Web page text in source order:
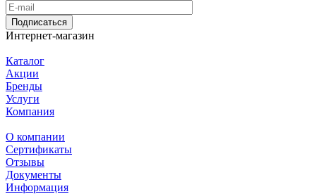
Подписаться
Интернет-магазин
Каталог
Акции
Бренды
Услуги
Компания
О компании
Сертификаты
Отзывы
Документы
Информация